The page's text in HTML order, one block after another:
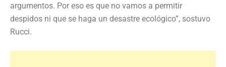
argumentos. Por eso es que no vamos a permitir
despidos ni que se haga un desastre ecológico”, sostuvo
Rucci.